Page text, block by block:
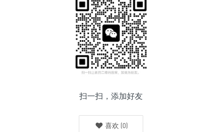
扫一扫，添加好友
喜欢 (0)